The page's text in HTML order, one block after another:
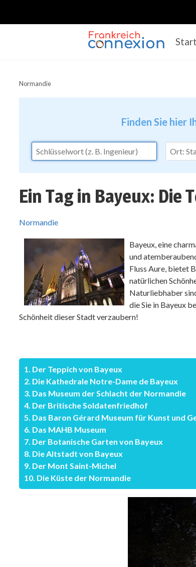
Frankreich Connexion
Normandie
Finden Sie hier
Ein Tag in Bayeux: Die
Normandie
Bayeux, eine
und
Fluss Aure, bietet
natürlichen
Naturliebhaber
die Sie in Bayeux
Schönheit dieser Stadt verzaubern!
1. Der Teppich von Bayeux
2. Die Kathedrale Notre-Dame de Bayeux
3. Das Museum der Schlacht der Normandie
4. Der Britische Soldatenfriedhof
5. Das Baron Gérard Museum für Kunst und
6. Das MAHB Museum
7. Der Botanische Garten von Bayeux
8. Die Altstadt von Bayeux
9. Der Mont Saint-Michel
10. Die Küste der Normandie